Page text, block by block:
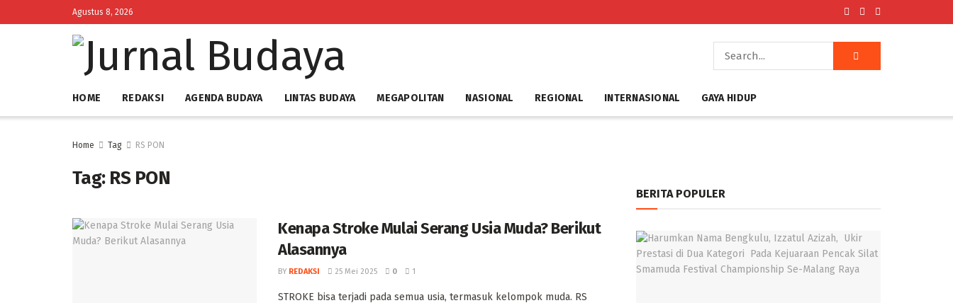
Agustus 8, 2026
HOME REDAKSI AGENDA BUDAYA LINTAS BUDAYA MEGAPOLITAN NASIONAL REGIONAL INTERNASIONAL GAYA HIDUP
Home Tag RS PON
Tag: RS PON
Kenapa Stroke Mulai Serang Usia Muda? Berikut
Alasannya ‎
BY REDAKSI 25 Mei 2025 0 1
‎STROKE bisa terjadi pada semua usia, termasuk kelompok muda. RS
BERITA POPULER